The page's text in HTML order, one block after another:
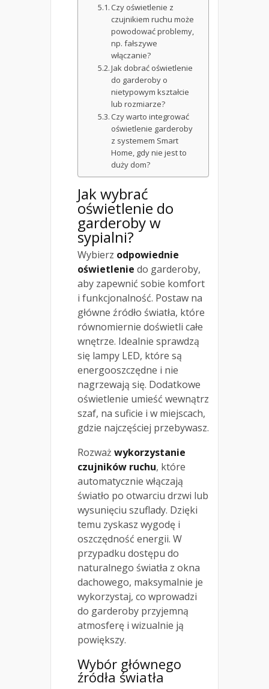
Czy oświetlenie z
czujnikiem ruchu może
powodować problemy,
np. fałszywe
włączanie?
Jak dobrać oświetlenie
do garderoby o
nietypowym kształcie
lub rozmiarze?
Czy warto integrować
oświetlenie garderoby
z systemem Smart
Home, gdy nie jest to
duży dom?
Jak wybrać
oświetlenie do
garderoby w
sypialni?
Wybierz odpowiednie
oświetlenie do garderoby,
aby zapewnić sobie komfort
i funkcjonalność. Postaw na
główne źródło światła, które
równomiernie doświetli całe
wnętrze. Idealnie sprawdzą
się lampy LED, które są
energooszczędne i nie
nagrzewają się. Dodatkowe
oświetlenie umieść wewnątrz
szaf, na suficie i w miejscach,
gdzie najczęściej przebywasz.
Rozważ wykorzystanie
czujników ruchu, które
automatycznie włączają
światło po otwarciu drzwi lub
wysunięciu szuflady. Dzięki
temu zyskasz wygodę i
oszczędność energii. W
przypadku dostępu do
naturalnego światła z okna
dachowego, maksymalnie je
wykorzystaj, co wprowadzi
do garderoby przyjemną
atmosferę i wizualnie ją
powiększy.
Wybór głównego
źródła światła